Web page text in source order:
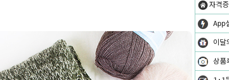
자격
App
이달
상품